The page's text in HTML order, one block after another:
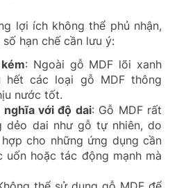
lợi ích không thể phủ nhận,
hạn chế cần lưu ý:
: Ngoài gỗ MDF lõi xanh
hết các loại gỗ MDF thông
nước tốt.
với độ dai: Gỗ MDF rất
dẻo dai như gỗ tự nhiên, do
cho những ứng dụng cần
uốn hoặc tác động mạnh mà